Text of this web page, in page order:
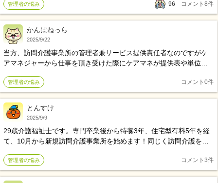
く言われたとなってしまうとハラスメントと言われる時代ですので
なるべく穏やかに伝えるようにして飲み込んでますが。。最近はそ
れがストレスに感じるようになり不眠、動機、イライラが激しくな
ってきました。(そのほかにもいろいろありますが、、) このままだ
と自分が壊れると思ってきてしまったのです後そういう悩みを持っ
た方いらっしゃいますか？
管理者の悩み 96 コメント 8件
かんぱねっら
2025/9/22
当方、訪問介護事業所の管理者兼サービス提供責任者なのですがケ
アマネジャーから仕事を頂き受けた際にケアマネが提供表や単位数
常だと思うのですが時折ケアマネから単位数を教えて頂きたいとい
う連絡を貰います・・・これって単位数などを決めて確認するのは
ケアマネの仕事ではないのでしょうか？ なんか・・・モヤモヤして
ます。
管理者の悩み コメント 0件
とんすけ
2025/9/9
29歳介護福祉士です。専門卒業後から特養3年、住宅型有料5年を経
て、10月から新規訪問介護事業所を始めます！同じく訪問介護を行
イスが欲しいです！ 単位数の計算や加算、減算はサ責の経験から問
題なくできます！
管理者の悩み コメント 3件